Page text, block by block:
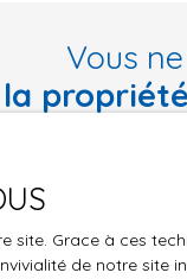
Vous
la
Maison
Grace à ces
de notre site